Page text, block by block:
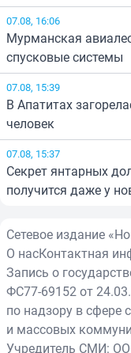
07.08, 16:06
Мурманская
спусковые системы
07.08, 15:39
В Апатитах
человек
07.08, 15:37
Секрет янтарных
получится даже у
Сетевое издание
О насКонтактная
Запись о
ФС77-69152 от
по надзору в сфере
и массовых
Учредитель СМИ: